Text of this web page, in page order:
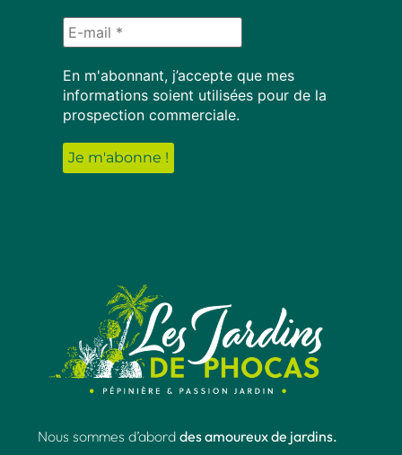
En m'abonnant, j’accepte que mes
informations soient utilisées pour de la
prospection commerciale.
Nous sommes d’abord des amoureux de jardins.